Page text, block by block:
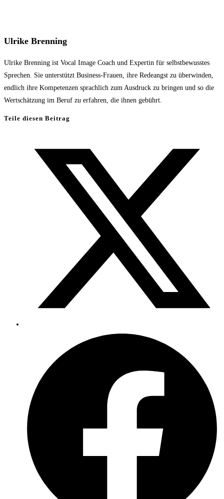
Ulrike Brenning
Ulrike Brenning ist Vocal Image Coach und Expertin für selbstbewusstes
Sprechen. Sie unterstützt Business-Frauen, ihre Redeangst zu überwinden,
endlich ihre Kompetenzen sprachlich zum Ausdruck zu bringen und so die
Wertschätzung im Beruf zu erfahren, die ihnen gebührt.
Teile diesen Beitrag